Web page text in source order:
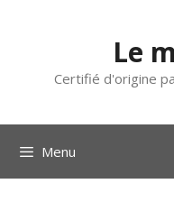
Le
Certifié d'origine
Menu